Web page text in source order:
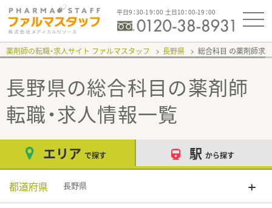
平日9：30-19：00 土日10：00-19：00
薬剤師の転職・求人サイト ファルマスタッフ 長野県 総合科目
長野県の総合科目の薬剤師
転職・求人情報一覧
エリア で探す 駅 から探す
都道府県 長野県